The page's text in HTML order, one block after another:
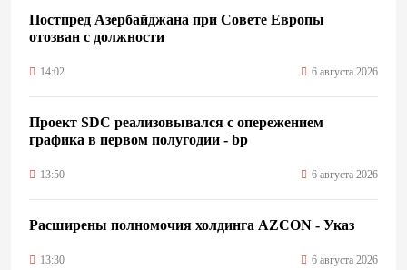
Постпред Азербайджана при Совете Европы
отозван с должности
14:02 6 августа 2026
Проект SDC реализовывался с опережением
графика в первом полугодии - bp
13:50 6 августа 2026
Расширены полномочия холдинга AZCON - Указ
13:30 6 августа 2026